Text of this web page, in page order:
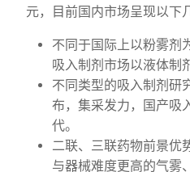
元，目前国内市场呈现以下
不同于国际上以粉雾剂
吸入制剂市场以液体制
不同类型的吸入制剂研
布，集采发力，国产吸
代。
二联、三联药物前景优
与器械难度更高的气雾